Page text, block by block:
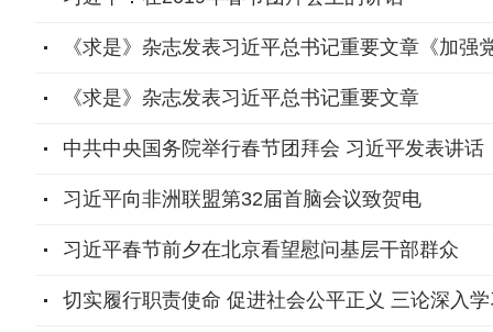
《求是》杂志发表习近平总书记重要文章《加强
《求是》杂志发表习近平总书记重要文章
中共中央国务院举行春节团拜会 习近平发表讲话
习近平向非洲联盟第32届首脑会议致贺电
习近平春节前夕在北京看望慰问基层干部群众
切实履行职责使命 促进社会公平正义 三论深入